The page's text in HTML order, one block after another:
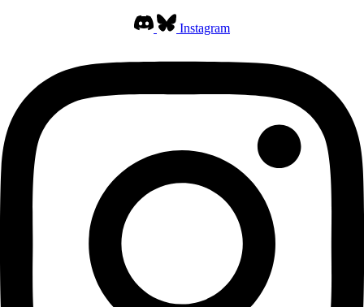
Instagram